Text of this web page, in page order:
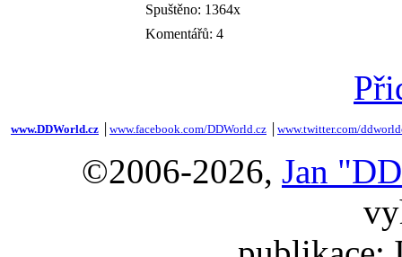
Spuštěno: 1364x
Komentářů: 4
www.DDWorld.cz www.facebook.com/DDWorld.cz www.twitter.com/
©2006-2026, Jan